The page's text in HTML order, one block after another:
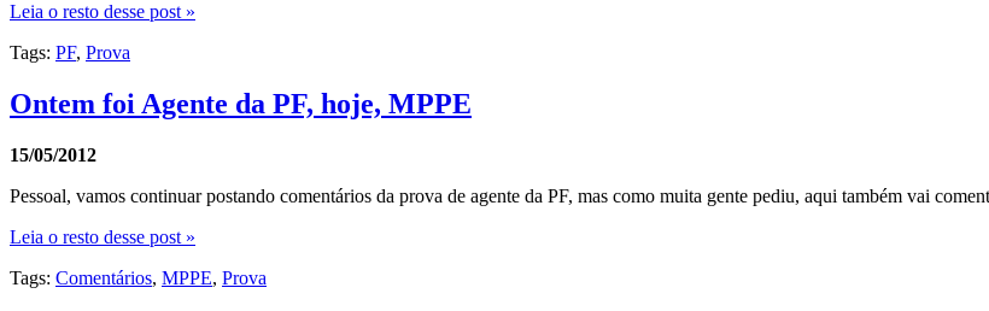
Leia o resto desse post »
Tags: PF, Prova
Ontem foi Agente da PF, hoje, MPPE
15/05/2012
Pessoal, vamos continuar postando comentários da prova de agente da PF, mas como muita gente pediu, aqui também vai
Leia o resto desse post »
Tags: Comentários, MPPE, Prova